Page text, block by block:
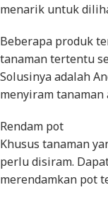
menarik untuk
Beberapa produk
tanaman tertentu
Solusinya adalah
menyiram
Rendam pot
Khusus tanaman
perlu disiram.
merendamkan pot